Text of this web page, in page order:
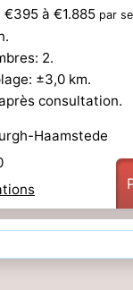
à €1.885 par
2.
±3,0 km.
consultation.
Haamstede